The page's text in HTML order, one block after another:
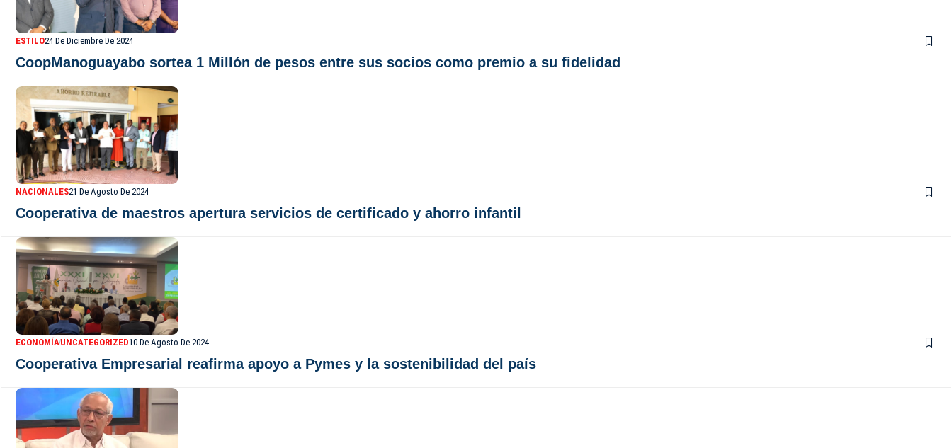
ESTILO24 De Diciembre De 2024
CoopManoguayabo sortea 1 Millón de pesos entre sus socios como premio a su fidelidad
NACIONALES21 De Agosto De 2024
Cooperativa de maestros apertura servicios de certificado y ahorro infantil
ECONOMÍAUNCATEGORIZED10 De Agosto De 2024
Cooperativa Empresarial reafirma apoyo a Pymes y la sostenibilidad del país